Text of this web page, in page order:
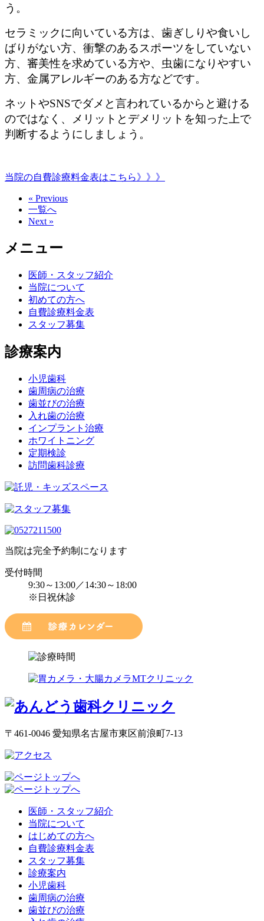
う。
セラミックに向いている方は、歯ぎしりや食いし
ばりがない方、衝撃のあるスポーツをしていない
方、審美性を求めている方や、虫歯になりやすい
方、金属アレルギーのある方などです。
ネットやSNSでダメと言われているからと避ける
のではなく、メリットとデメリットを知った上で
判断するようにしましょう。
当院の自費診療料金表はこちら》》》
« Previous
一覧へ
Next »
メニュー
医師・スタッフ紹介
当院について
初めての方へ
自費診療料金表
スタッフ募集
診療案内
小児歯科
歯周病の治療
歯並びの治療
入れ歯の治療
インプラント治療
ホワイトニング
定期検診
訪問歯科診療
当院は完全予約制になります
受付時間
9:30～13:00／14:30～18:00
※日祝休診
〒461-0046 愛知県名古屋市東区前浪町7-13
医師・スタッフ紹介
当院について
はじめての方へ
自費診療料金表
スタッフ募集
診療案内
小児歯科
歯周病の治療
歯並びの治療